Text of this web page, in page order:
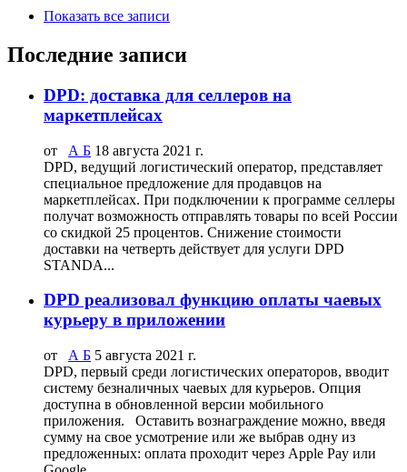
Показать все записи
Последние записи
DPD: доставка для селлеров на
маркетплейсах
от А Б 18 августа 2021 г.
DPD, ведущий логистический оператор, представляет
специальное предложение для продавцов на
маркетплейсах. При подключении к программе селлеры
получат возможность отправлять товары по всей России
со скидкой 25 процентов. Снижение стоимости
доставки на четверть действует для услуги DPD
STANDA...
DPD реализовал функцию оплаты чаевых
курьеру в приложении
от А Б 5 августа 2021 г.
DPD, первый среди логистических операторов, вводит
систему безналичных чаевых для курьеров. Опция
доступна в обновленной версии мобильного
приложения. Оставить вознаграждение можно, введя
сумму на свое усмотрение или же выбрав одну из
предложенных: оплата проходит через Apple Pay или